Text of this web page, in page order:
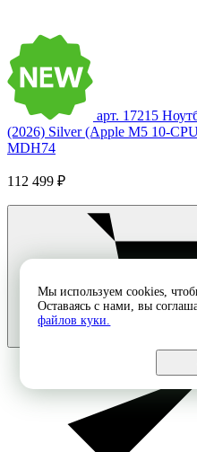
арт. 17215
(2026) Silver (Apple M5 10-
MDH74
112 499 ₽
Мы используем cookies,
Оставаясь с нами, вы
файлов куки.